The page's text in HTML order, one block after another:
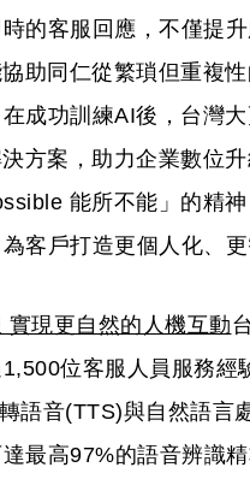
的客服回應，不僅提
助同仁從繁瑣但重複
成功訓練AI後，台灣
方案，助力企業數位
能所不能」的精
客戶打造更個人化、
現更自然的人機互動
位客服人員服務
語音(TTS)與自然語言
最高97%的語音辨識